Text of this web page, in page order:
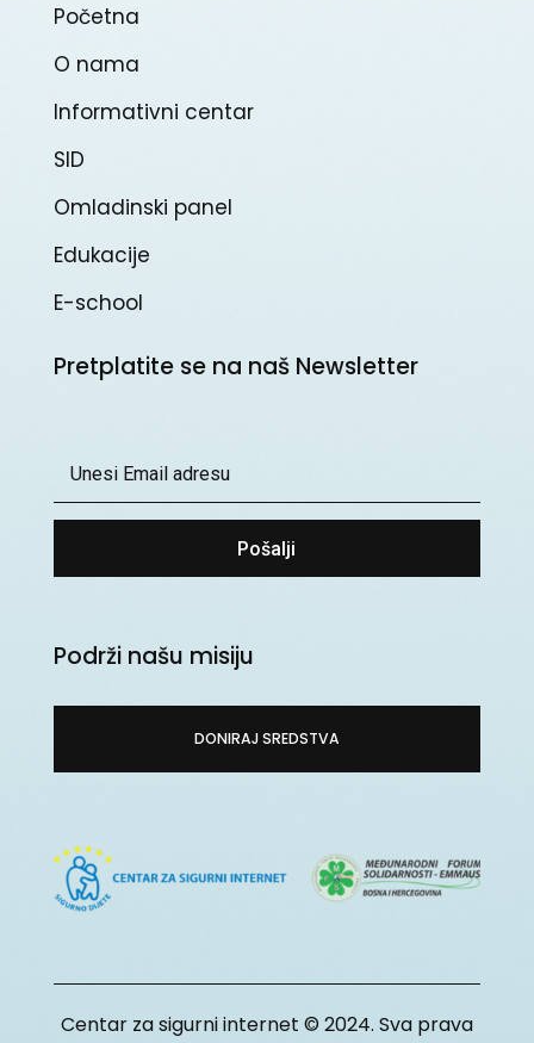
Početna
O nama
Informativni centar
SID
Omladinski panel
Edukacije
E-school
Pretplatite se na naš Newsletter
Pošalji
Podrži našu misiju
DONIRAJ SREDSTVA
Centar za sigurni internet © 2024. Sva prava